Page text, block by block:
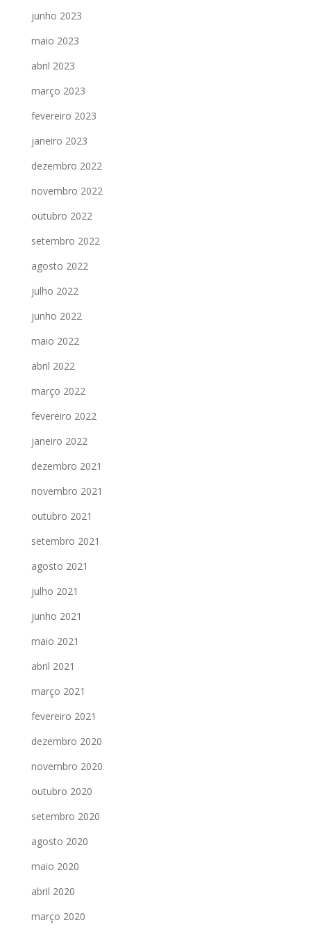
junho 2023
maio 2023
abril 2023
março 2023
fevereiro 2023
janeiro 2023
dezembro 2022
novembro 2022
outubro 2022
setembro 2022
agosto 2022
julho 2022
junho 2022
maio 2022
abril 2022
março 2022
fevereiro 2022
janeiro 2022
dezembro 2021
novembro 2021
outubro 2021
setembro 2021
agosto 2021
julho 2021
junho 2021
maio 2021
abril 2021
março 2021
fevereiro 2021
dezembro 2020
novembro 2020
outubro 2020
setembro 2020
agosto 2020
maio 2020
abril 2020
março 2020